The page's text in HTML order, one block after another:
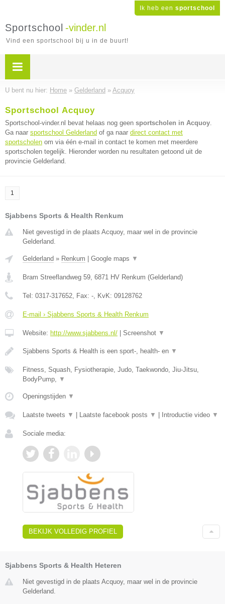
Ik heb een sportschool
Sportschool -vinder.nl
Vind een sportschool bij u in de buurt!
U bent nu hier: Home » Gelderland » Acquoy
Sportschool Acquoy
Sportschool-vinder.nl bevat helaas nog geen sportscholen in Acquoy.
Ga naar sportschool Gelderland of ga naar direct contact met
sportscholen om via één e-mail in contact te komen met meerdere
sportscholen tegelijk. Hieronder worden nu resultaten getoond uit de
provincie Gelderland.
1
Sjabbens Sports & Health Renkum
Niet gevestigd in de plaats Acquoy, maar wel in de provincie
Gelderland.
Gelderland » Renkum Google maps ▼
Bram Streeflandweg 59, 6871 HV Renkum (Gelderland)
Tel: 0317-317652, Fax: -, KvK: 09128762
E-mail › Sjabbens Sports & Health Renkum
Website: http://www.sjabbens.nl/ Screenshot ▼
Sjabbens Sports & Health is een sport-, health- en ▼
Fitness, Squash, Fysiotherapie, Judo, Taekwondo, Jiu-Jitsu,
BodyPump, ▼
Openingstijden ▼
Laatste tweets ▼ Laatste facebook posts ▼ Introductie video ▼
Sociale media:
BEKIJK VOLLEDIG PROFIEL
Sjabbens Sports & Health Heteren
Niet gevestigd in de plaats Acquoy, maar wel in de provincie
Gelderland.